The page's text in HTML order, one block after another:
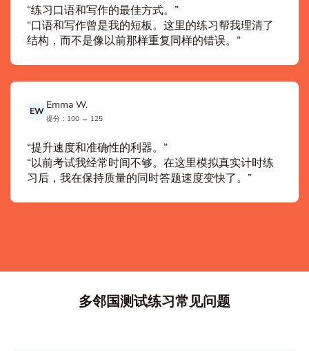
“练习口语和写作的最佳方式。”
“口语和写作曾是我的短板。这里的练习帮我理清了
结构，而不是像以前那样重复同样的错误。”
EW Emma W.
提分：100 → 125
“提升速度和准确性的利器。”
“以前考试我经常时间不够。在这里模拟真实计时练
习后，我在保持质量的同时答题速度变快了。”
多邻国测试练习常见问题